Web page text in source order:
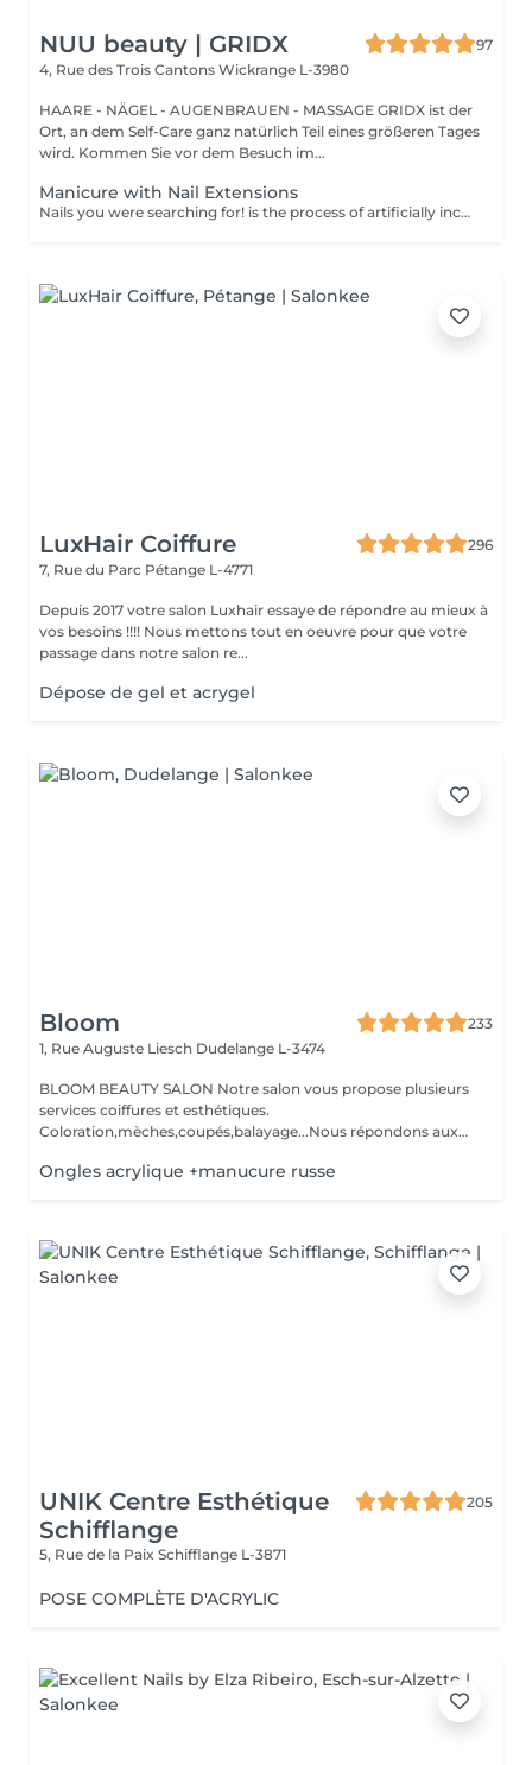
NUU beauty | GRIDX
97
4, Rue des Trois Cantons Wickrange L-3980
HAARE - NÄGEL - AUGENBRAUEN - MASSAGE GRIDX ist der
Ort, an dem Self-Care ganz natürlich Teil eines größeren Tages
wird. Kommen Sie vor dem Besuch im...
Manicure with Nail Extensions
Nails you were searching for! is the process of artificially increasing the length of the nail using polygel material in order to correct the defects of the natural nail delamination and weakness of the nail plate. Our masters do edged, hardware, or combined manicure. How is polygel extension done? - removal of old semi-permanent (if needed) - rough skin is removed - the shape of the nail plate is corrected - the cuticle and side ridges are corrected - polygel is applied - semi-permanent nail polish is applied - cuticle oil and hand cream are applied Age restrictions: recommended to do from 16 years. Post procedure recommendations: there are no post recommendations for this procedure. Frequency: once in 3 weeks.
LuxHair Coiffure
296
7, Rue du Parc Pétange L-4771
Depuis 2017 votre salon Luxhair essaye de répondre au mieux à
vos besoins !!!! Nous mettons tout en oeuvre pour que votre
passage dans notre salon re...
Dépose de gel et acrygel
Bloom
233
1, Rue Auguste Liesch Dudelange L-3474
BLOOM BEAUTY SALON Notre salon vous propose plusieurs
services coiffures et esthétiques.
Coloration,mèches,coupés,balayage...Nous répondons aux
Ongles acrylique +manucure russe
UNIK Centre Esthétique
Schifflange
205
5, Rue de la Paix Schifflange L-3871
POSE COMPLÈTE D'ACRYLIC